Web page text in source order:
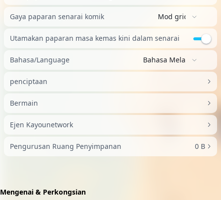
Gaya paparan senarai komik Mod grid
Utamakan paparan masa kemas kini dalam senarai
Bahasa/Language Bahasa Melayu
penciptaan
Bermain
Ejen Kayounetwork
Pengurusan Ruang Penyimpanan 0 B
Mengenai & Perkongsian